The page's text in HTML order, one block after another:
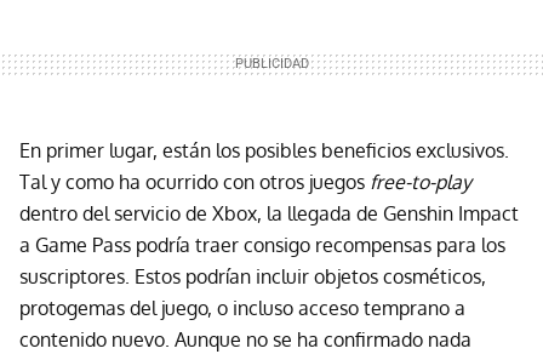
En primer lugar, están los posibles beneficios exclusivos.
Tal y como ha ocurrido con otros juegos free-to-play
dentro del servicio de Xbox, la llegada de Genshin Impact
a Game Pass podría traer consigo recompensas para los
suscriptores. Estos podrían incluir objetos cosméticos,
protogemas del juego, o incluso acceso temprano a
contenido nuevo. Aunque no se ha confirmado nada